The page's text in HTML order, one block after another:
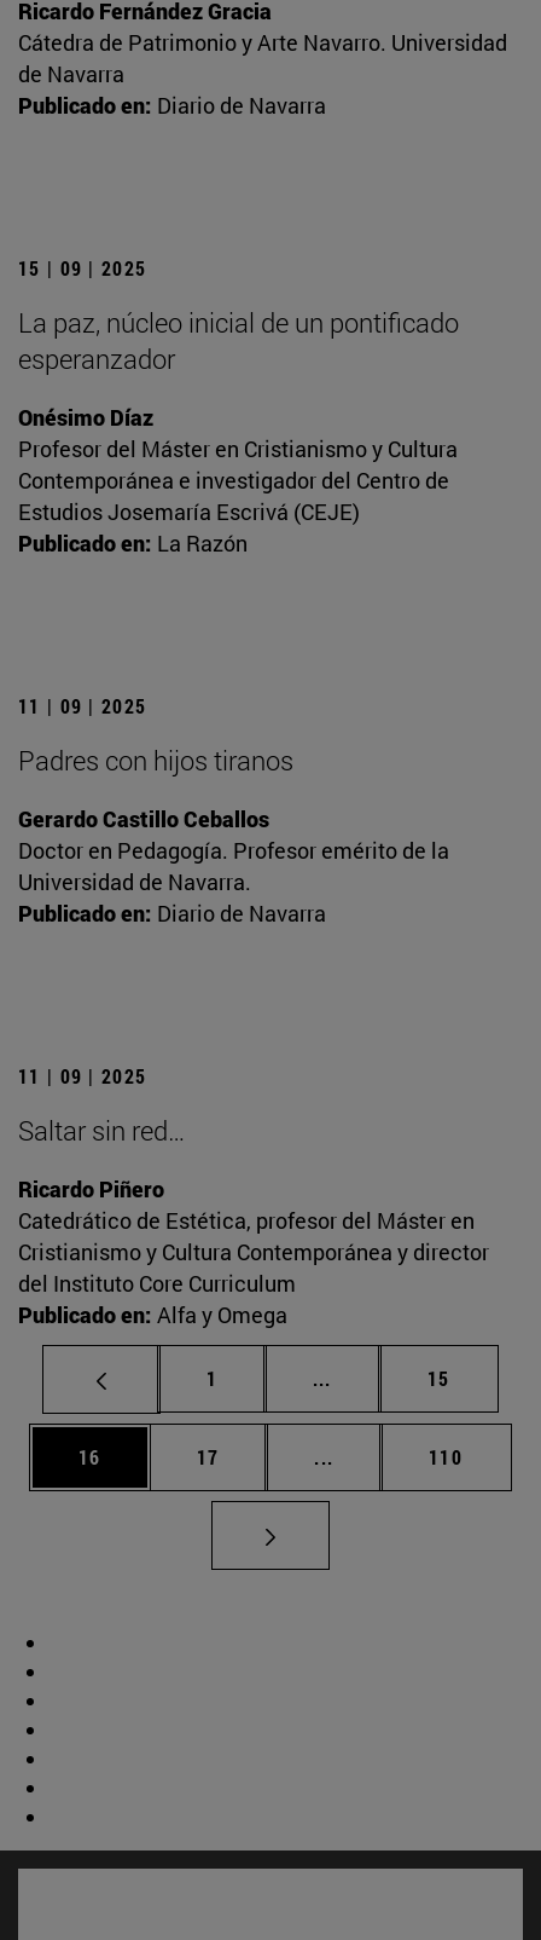
Ricardo Fernández Gracia
Cátedra de Patrimonio y Arte Navarro. Universidad
de Navarra
Publicado en: Diario de Navarra
15 | 09 | 2025
La paz, núcleo inicial de un pontificado
esperanzador
Onésimo Díaz
Profesor del Máster en Cristianismo y Cultura
Contemporánea e investigador del Centro de
Estudios Josemaría Escrivá (CEJE)
Publicado en: La Razón
11 | 09 | 2025
Padres con hijos tiranos
Gerardo Castillo Ceballos
Doctor en Pedagogía. Profesor emérito de la
Universidad de Navarra.
Publicado en: Diario de Navarra
11 | 09 | 2025
Saltar sin red…
Ricardo Piñero
Catedrático de Estética, profesor del Máster en
Cristianismo y Cultura Contemporánea y director
del Instituto Core Curriculum
Publicado en: Alfa y Omega
Página
1 ... Páginas intermedias
Página
15
Página
16 Página
17 ... Páginas intermedias
Página
110